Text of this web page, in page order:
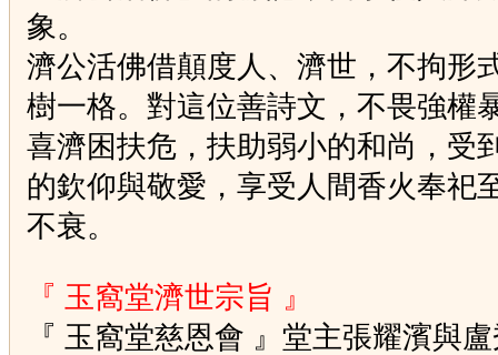
象。
濟公活佛借顛度人、濟世，不拘形
樹一格。對這位善詩文，不畏強權
喜濟困扶危，扶助弱小的和尚，受
的欽仰與敬愛，享受人間香火奉祀
不衰。
『 玉窩堂濟世宗旨 』
『 玉窩堂慈恩會 』堂主張耀濱與